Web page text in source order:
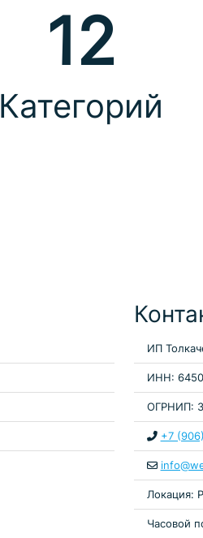
12
Категорий
ИП
ИНН:
ОГРНИП:
+7
Локация:
Часовой